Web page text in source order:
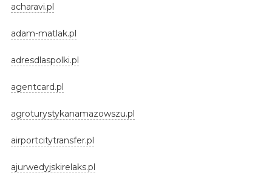
acharavi.pl
adam-matlak.pl
adresdlaspolki.pl
agentcard.pl
agroturystykanamazowszu.pl
airportcitytransfer.pl
ajurwedyjskirelaks.pl